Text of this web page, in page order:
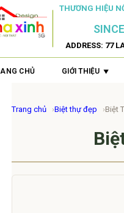
THƯƠNG HIỆU
ADDRESS: 77
CHỦ GIỚI THIỆU
Trang chủ Biệt thự đẹp Biệt